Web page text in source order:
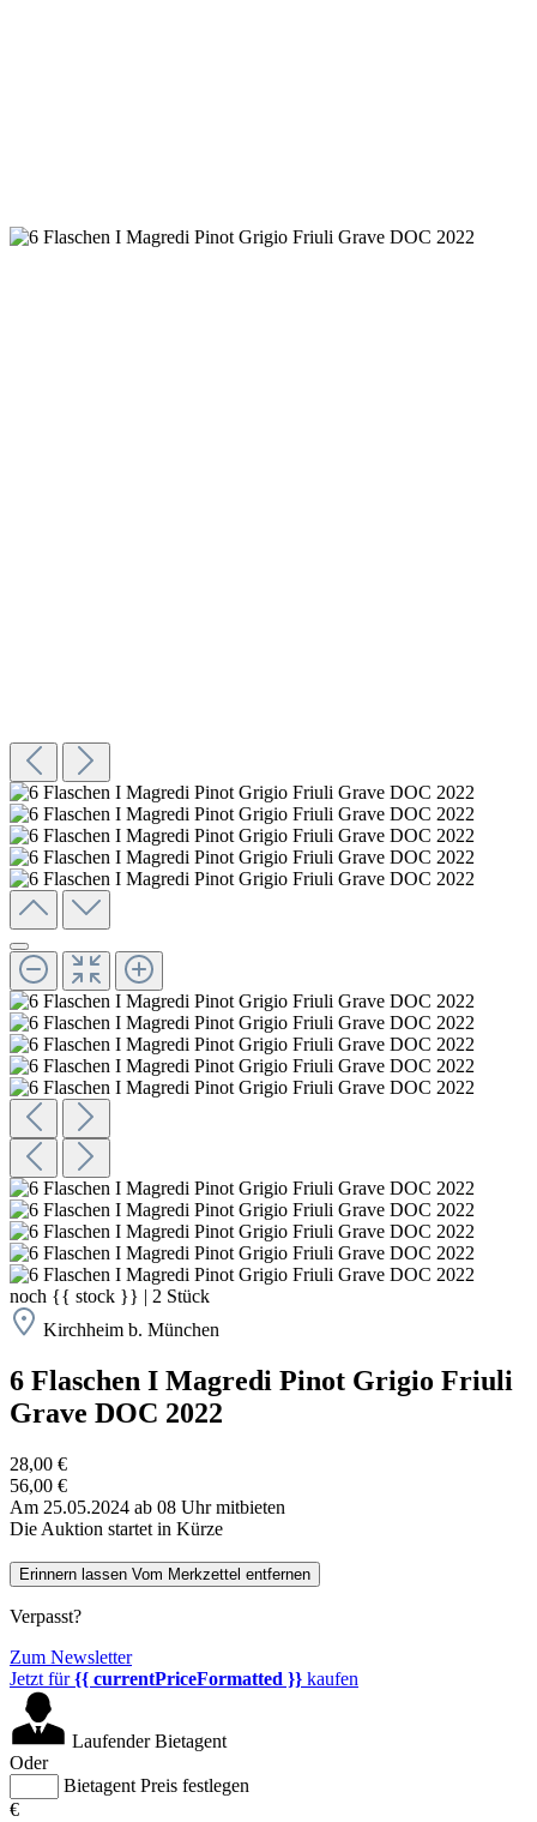
noch {{ stock }} | 2 Stück
Kirchheim b. München
6 Flaschen I Magredi Pinot Grigio Friuli
Grave DOC 2022
28,00 €
56,00 €
Am 25.05.2024 ab 08 Uhr mitbieten
Die Auktion startet in Kürze
Erinnern lassen Vom Merkzettel entfernen
Verpasst?
Zum Newsletter
Jetzt für{{ currentPriceFormatted }} kaufen
Laufender Bietagent
Oder
Bietagent Preis festlegen
€